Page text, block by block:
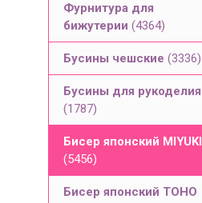
Фурнитура для
бижутерии (4364)
Бусины чешские (3336)
Бусины для рукоделия
(1787)
Бисер японский MIYUKI
(5456)
Бисер японский TOHO